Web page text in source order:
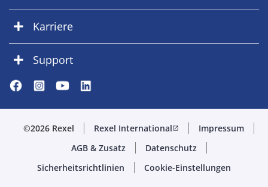
Karriere
Support
©2026 Rexel Rexel Internationalopen_in_new
Impressum
AGB & Zusatz
Datenschutz
Sicherheitsrichtlinien
Cookie-Einstellungen